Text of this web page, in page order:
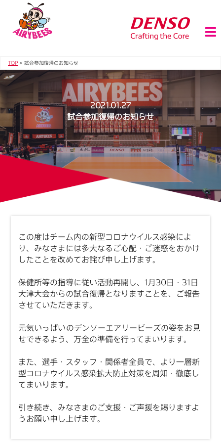
TOP > 試合参加復帰のお知らせ
2021.01.27
試合参加復帰のお知らせ
この度はチーム内の新型コロナウイルス感染によ
り、みなさまには多大なるご心配・ご迷惑をおかけ
したことを改めてお詫び申し上げます。
保健所等の指導に従い活動再開し、1月30日・31日
大津大会からの試合復帰となりますことを、ご報告
させていただきます。
元気いっぱいのデンソーエアリービーズの姿をお見
せできるよう、万全の準備を行ってまいります。
また、選手・スタッフ・関係者全員で、より一層新
型コロナウイルス感染拡大防止対策を周知・徹底し
てまいります。
引き続き、みなさまのご支援・ご声援を賜りますよ
うお願い申し上げます。